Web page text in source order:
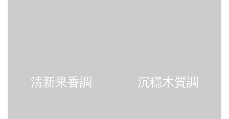
清新果香調 沉穩木質調